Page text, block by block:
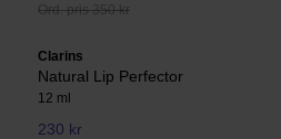
Ord. pris 350 kr
Clarins
Natural Lip Perfector
12 ml
230 kr